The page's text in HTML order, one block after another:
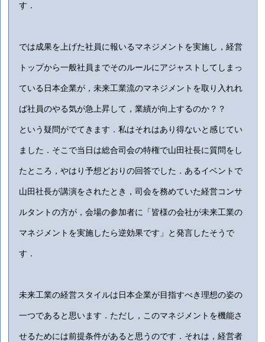
す．
では成果を上げた社員に報いるマネジメントを実施し，経営
トップから一般社員までそのルールにアジャストしてしまっ
ている日本企業が，未来工業流のマネジメントを取り入れれ
ば社員のやる気が急上昇して，業績が向上するのか？？
という疑問がでてきます．私はそれはあり得ないと感じてい
ました．そこで当日は総合司会の特権で山田社長に質問をし
たところ，やはり予想どおりの回答でした．あるイベントで
山田社長が講演をされたとき，司会を務めていた経営コンサ
ルタントの方が，会場の参加者に「皆様の会社が未来工業の
マネジメントを実施したら逆効果です」と発言したそうで
す．
未来工業の経営スタイルは日本企業が目指すべき理想の姿の
一つであると思います．ただし，このマネジメントを機能さ
せるためには前提条件があると思うのです．それは，経営者